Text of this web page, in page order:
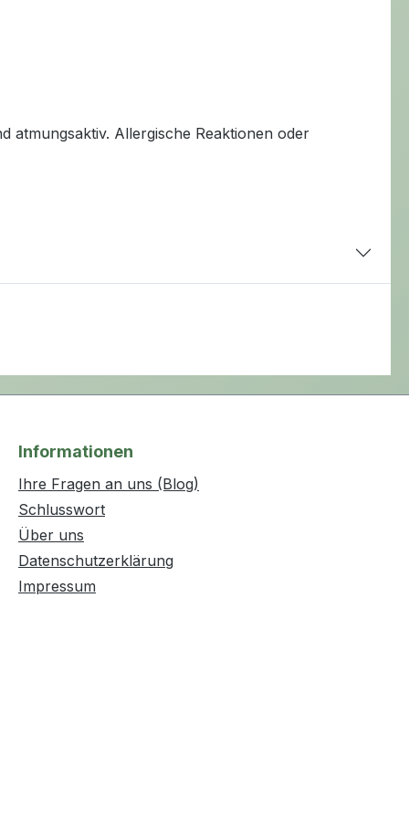
atmungsaktiv. Allergische Reaktionen oder
Informationen
Ihre Fragen an uns (Blog)
Schlusswort
Über uns
Datenschutzerklärung
Impressum